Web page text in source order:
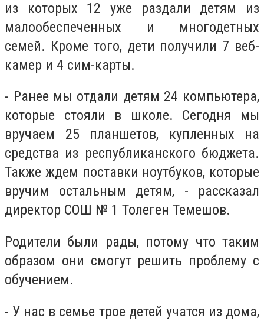
из которых 12 уже раздали детям из
малообеспеченных и многодетных
семей. Кроме того, дети получили 7 веб-
камер и 4 сим-карты.
- Ранее мы отдали детям 24 компьютера,
которые стояли в школе. Сегодня мы
вручаем 25 планшетов, купленных на
средства из республиканского бюджета.
Также ждем поставки ноутбуков, которые
вручим остальным детям, - рассказал
директор СОШ № 1 Толеген Темешов.
Родители были рады, потому что таким
образом они смогут решить проблему с
обучением.
- У нас в семье трое детей учатся из дома,